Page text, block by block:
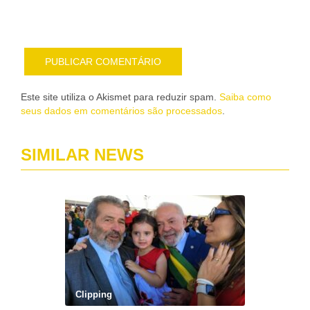
Este site utiliza o Akismet para reduzir spam. Saiba como
seus dados em comentários são processados
SIMILAR NEWS
Clipping